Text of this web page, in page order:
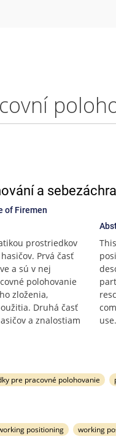
a
of Firemen
prostriedkov
Prvá časť
a sú v nej
polohovanie
zloženia,
Druhá časť
a znalostiam
pre pracovné polohovanie
positioning working